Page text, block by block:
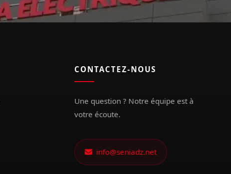
CONTACTEZ-NOUS
Une question ? Notre équipe est à
votre écoute.
info@seniadz.net